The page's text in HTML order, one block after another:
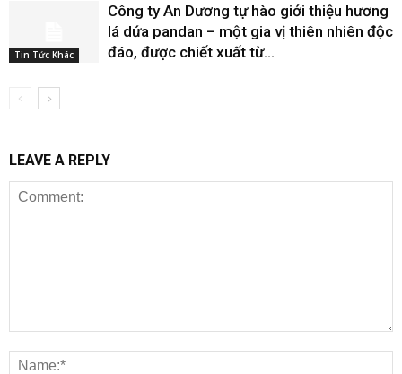
Tin Tức Khác
Công ty An Dương tự hào giới thiệu hương
lá dứa pandan – một gia vị thiên nhiên độc
đáo, được chiết xuất từ...
LEAVE A REPLY